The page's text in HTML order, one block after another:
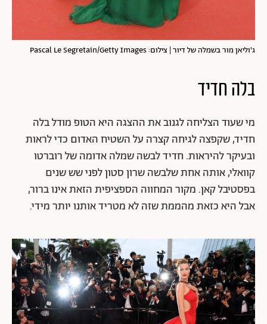
ג'וליאן מור בשמלה של דיור | צילום: Pascal Le Segretain/Getty Images
בלה חדיד
מי שעוד הצליחה לגנוב את ההצגה היא הטופ מודל בלה
חדיד, שקפצה לגיחה קצרה על השטיח האדום כדי לראות
ובעיקר להיראות. חדיד לבשה שמלה אדומה של רוברטו
קוואלי, אותה אחת שלבשה שרון סטון לפני שש שנים
בפסטיבל קאן. מקור המחווה הספציפית הזאת אינו ברור,
אבל היא כזאת מהממת שזה לא מטריד אותנו יותר מידי.